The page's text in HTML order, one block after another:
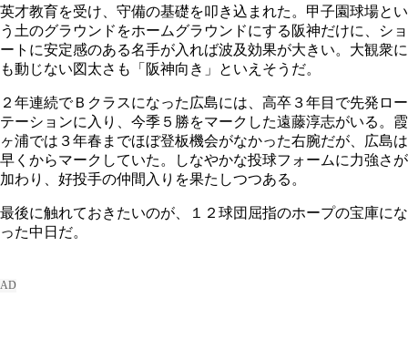
英才教育を受け、守備の基礎を叩き込まれた。甲子園球場とい
う土のグラウンドをホームグラウンドにする阪神だけに、ショ
ートに安定感のある名手が入れば波及効果が大きい。大観衆に
も動じない図太さも「阪神向き」といえそうだ。
２年連続でＢクラスになった広島には、高卒３年目で先発ロー
テーションに入り、今季５勝をマークした遠藤淳志がいる。霞
ヶ浦では３年春までほぼ登板機会がなかった右腕だが、広島は
早くからマークしていた。しなやかな投球フォームに力強さが
加わり、好投手の仲間入りを果たしつつある。
最後に触れておきたいのが、１２球団屈指のホープの宝庫にな
った中日だ。